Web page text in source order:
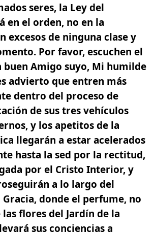
seres, la Ley del
en el orden, no en la
excesos de ninguna clase y
Por favor, escuchen el
buen Amigo suyo, Mi humilde
advierto que entren más
dentro del proceso de
de sus tres vehículos
, y los apetitos de la
llegarán a estar acelerados
hasta la sed por la rectitud,
por el Cristo Interior, y
a lo largo del
Gracia, donde el perfume, no
flores del Jardín de la
sus conciencias a